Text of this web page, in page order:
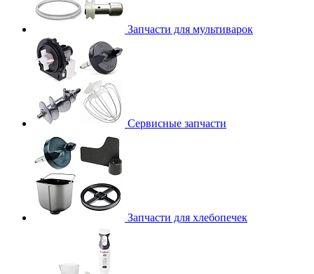
Запчасти для мультиварок
Сервисные запчасти
Запчасти для хлебопечек